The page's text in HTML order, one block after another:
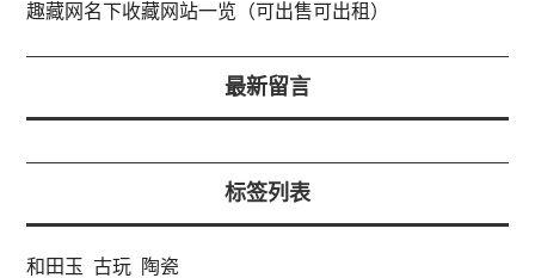
趣藏网名下收藏网站一览（可出售可出租）
最新留言
标签列表
和田玉 古玩 陶瓷